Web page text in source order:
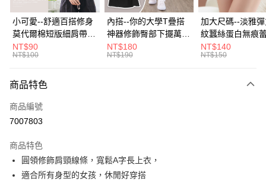
悠遊付
Google Pay
全盈+PAY
大哥付你分期
【大哥付你分期使用說明】
1.本服務由台灣大哥大提供，台灣大哥大用戶可立即使用無須另外申請。
流程，驗證手機門號後，選擇欲分期的期數、繳款截止日，確認付款後即完
成交易。
3.實際核准額度、可分期數及費用金額請依後續交易確認頁面所載為準。
4.訂單成立30分鐘內，如未前往確認交易或遇審核未通過，訂單將自動取
AFTEE先享後付
【關於「AFTEE先享後付」】
AFTEE先享後付是「在收到商品之後才付款」的支付方式。 讓您購物簡單
便利好安心！
１．簡單：不需註冊會員、不需綁卡、不需儲值。
ATM付款
小可愛--舒適百搭修身
莫代爾棉短版細肩帶素
色背心(白.黑.灰L-2L)-
U582眼圈熊中大尺碼
NT$90
NT$100
內搭--你的大學T疊搭
神器修飾臀部下擺萬用
內搭裙/遮臀裙(黑2L-
6L)-Q155眼圈熊中大
NT$180
NT$190
加大尺碼--淡雅
紋蠶絲蛋白無痕
角內褲(白.粉.藍.
3L)-L28眼圈熊中
NT$140
NT$150
商品特色
商品編號
7007803
商品特色
圓領修飾肩頸線條，寬鬆A字長上衣，
適合所有身型的女孩，休閒好穿搭